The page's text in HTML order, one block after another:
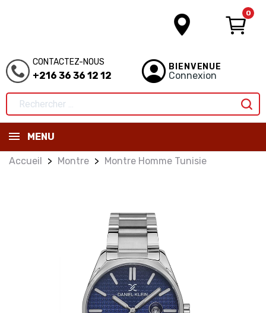
0
CONTACTEZ-NOUS
+216 36 36 12 12
BIENVENUE
Connexion
MENU
Accueil Montre Montre Homme Tunisie